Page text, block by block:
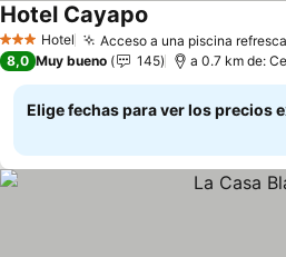
3 Estrellas
Hotel Acceso a una piscina
Hotel Cayapo
8,0 Muy bueno 145 a 0.7 km de:
Elige fechas para ver los precios